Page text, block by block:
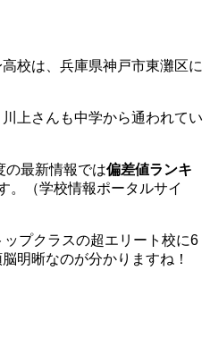
校は、兵庫県神戸市東灘区に
上さんも中学から通われてい
の最新情報では偏差値ランキ
。（学校情報ポータルサイ
プクラスの超エリート校に6
明晰なのが分かりますね！